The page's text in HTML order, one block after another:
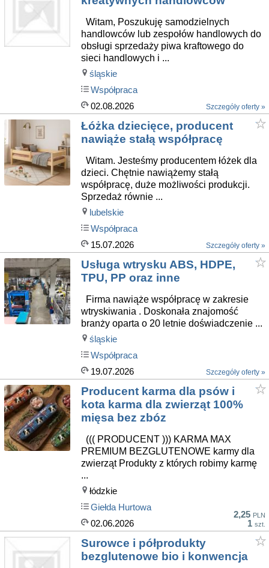
Witam, Poszukuję samodzielnych
handlowców lub zespołów handlowych do
obsługi sprzedaży piwa kraftowego do
sieci handlowych i ...
śląskie
Współpraca
02.08.2026
Szczegóły oferty »
Łóżka dziecięce, producent
nawiąże stałą współpracę
Witam. Jesteśmy producentem łóżek dla
dzieci. Chętnie nawiążemy stałą
współpracę, duże możliwości produkcji.
Sprzedaż równie ...
lubelskie
Współpraca
15.07.2026
Szczegóły oferty »
Usługa wtrysku ABS, HDPE,
TPU, PP oraz inne
Firma nawiąże współpracę w zakresie
wtryskiwania . Doskonała znajomość
branży oparta o 20 letnie doświadczenie ...
śląskie
Współpraca
19.07.2026
Szczegóły oferty »
Producent karma dla psów i
kota karma dla zwierząt 100%
mięsa bez zbóz
((( PRODUCENT ))) KARMA MAX
PREMIUM BEZGLUTENOWE karmy dla
zwierząt Produkty z których robimy karmę
...
łódzkie
Giełda Hurtowa
02.06.2026
2,25 PLN
1 szt.
Surowce i półprodukty
bezglutenowe bio i konwencja